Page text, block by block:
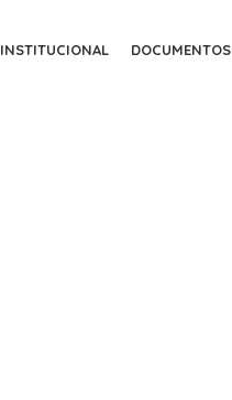
INSTITUCIONAL DOCUMENTOS